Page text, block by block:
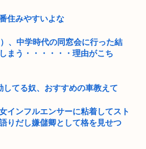
住みやすいよな
、中学時代の同窓会に行った結
まう・・・・・・理由がこち
してる奴、おすすめの車教えて
インフルエンサーに粘着してスト
りだし嫌儲卿として格を見せつ